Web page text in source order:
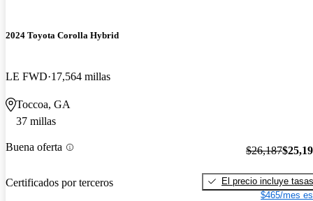
2024 Toyota Corolla Hybrid
LE FWD 17,564 millas
Toccoa, GA
37 millas
Buena oferta
Certificados por terceros
$26,187
El precio incluye tasas
$465/mes